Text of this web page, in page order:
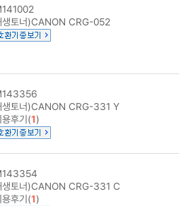
생토너)CANON CRG-052
생토너)CANON CRG-331 Y
용후기(1)
생토너)CANON CRG-331 C
용후기(1)